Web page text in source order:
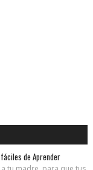
de Aprender